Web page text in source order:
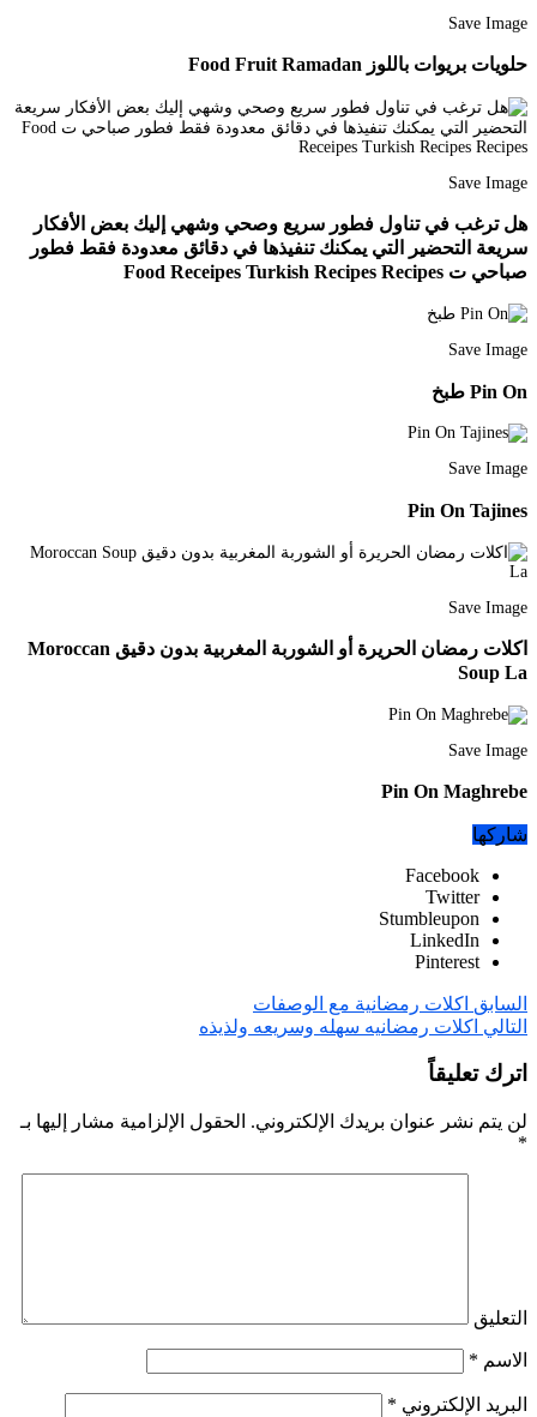
Save Image
حلويات بريوات باللوز Food Fruit Ramadan
Save Image
هل ترغب في تناول فطور سريع وصحي وشهي إليك بعض الأفكار
سريعة التحضير التي يمكنك تنفيذها في دقائق معدودة فقط فطور
صباحي ت Food Receipes Turkish Recipes Recipes
Save Image
Pin On طبخ
Save Image
Pin On Tajines
Save Image
اكلات رمضان الحريرة أو الشوربة المغربية بدون دقيق Moroccan
Soup La
Save Image
Pin On Maghrebe
شاركها
Facebook
Twitter
Stumbleupon
LinkedIn
Pinterest
السابق اكلات رمضانية مع الوصفات
التالي اكلات رمضانيه سهله وسريعه ولذيذه
اترك تعليقاً
لن يتم نشر عنوان بريدك الإلكتروني. الحقول الإلزامية مشار إليها بـ
*
التعليق
الاسم *
البريد الإلكتروني *